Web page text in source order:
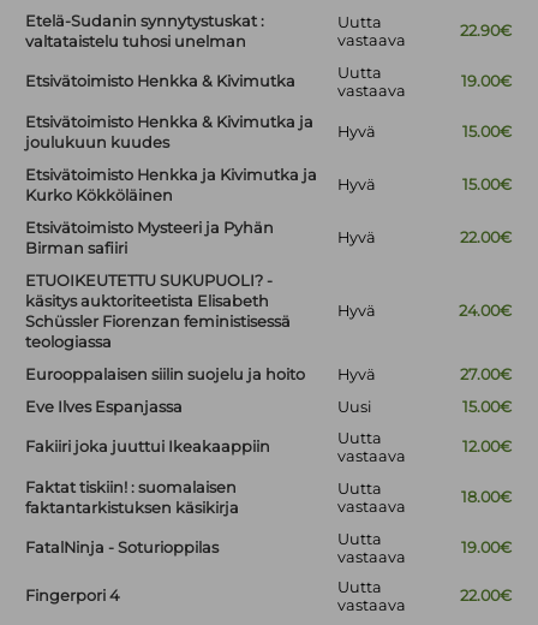
Etelä-Sudanin synnytystuskat :
valtataistelu tuhosi unelman
Uutta
vastaava
22.90€
Etsivätoimisto Henkka & Kivimutka
Uutta
vastaava
19.00€
Etsivätoimisto Henkka & Kivimutka ja
joulukuun kuudes
Hyvä 15.00€
Etsivätoimisto Henkka ja Kivimutka ja
Kurko Kökköläinen
Hyvä 15.00€
Etsivätoimisto Mysteeri ja Pyhän
Birman safiiri
Hyvä 22.00€
ETUOIKEUTETTU SUKUPUOLI? -
käsitys auktoriteetista Elisabeth
Schüssler Fiorenzan feministisessä
teologiassa
Hyvä 24.00€
Eurooppalaisen siilin suojelu ja hoito Hyvä
27.00€
Eve Ilves Espanjassa
Uusi 15.00€
Fakiiri joka juuttui Ikeakaappiin
Uutta
vastaava
12.00€
Faktat tiskiin! : suomalaisen
faktantarkistuksen käsikirja
Uutta
vastaava
18.00€
FatalNinja - Soturioppilas
Uutta
vastaava
19.00€
Fingerpori 4
Uutta
vastaava
22.00€